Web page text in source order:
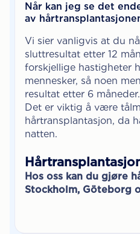
Når kan jeg se det
av
Vi sier vanligvis at du
sluttresultat etter 12
forskjellige hastigheter
mennesker, så noen
resultat etter 6 måneder.
Det er viktig å være
hårtransplantasjon, da
natten.
Hos oss kan du gjøre
Stockholm, Göteborg